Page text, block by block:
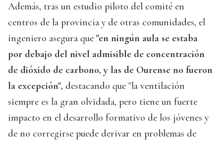
Además, tras un estudio piloto del comité en
centros de la provincia y de otras comunidades, el
ingeniero asegura que "en ningún aula se estaba
por debajo del nivel admisible de concentración
de dióxido de carbono, y las de Ourense no fueron
la excepción", destacando que "la ventilación
siempre es la gran olvidada, pero tiene un fuerte
impacto en el desarrollo formativo de los jóvenes y
de no corregirse puede derivar en problemas de